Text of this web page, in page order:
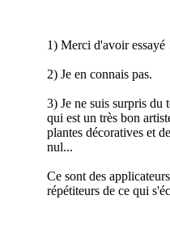
1) Merci d'avoir essayé
2) Je en connais pas.
3) Je ne suis surpris du
qui est un très bon
plantes décoratives et
nul...
Ce sont des
répétiteurs de ce qui